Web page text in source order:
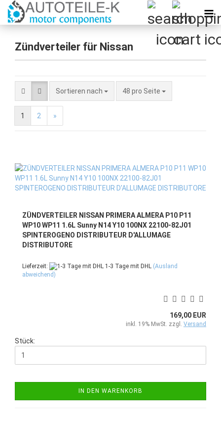
Zündverteiler für Nissan
Sortieren nach
Sortieren nach 48 pro Seite
pro Seite
1 2 »
ZÜNDVERTEILER NISSAN PRIMERA ALMERA P10 P11
WP10 WP11 1.6L Sunny N14 Y10 100NX 22100-82J01
SPINTEROGENO DISTRIBUTEUR D'ALLUMAGE
DISTRIBUTORE
Lieferzeit: 1-3 Tage mit DHL (Ausland
abweichend)
169,00 EUR
inkl. 19% MwSt. zzgl. Versand
Stück:
IN DEN WARENKORB